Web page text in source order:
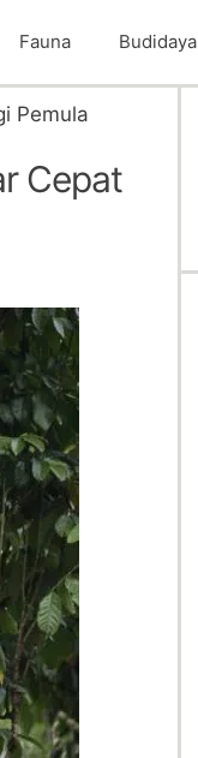
Fauna Budidaya
Pemula
Cepat